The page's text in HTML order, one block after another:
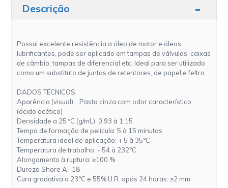
Descrição
Possui excelente resistência a óleo de motor e óleos
lubrificantes, pode ser aplicado em tampas de válvulas, caixas
de câmbio, tampas de diferencial etc. Ideal para ser utilizado
como um substituto de juntas de retentores, de papel e feltro.
DADOS TÉCNICOS:
Aparência (visual): Pasta cinza com odor característico
(ácido acético)
Densidade a 25 ºC (g/mL): 0,93 à 1,15
Tempo de formação de película: 5 à 15 minutos
Temperatura ideal de aplicação: + 5 à 35°C
Temperatura de trabalho: - 54 à 232°C
Alongamento à ruptura: ≥100 %
Dureza Shore A: 18
Cura gradativa a 23°C e 55% U.R. após 24 horas: ≥2 mm